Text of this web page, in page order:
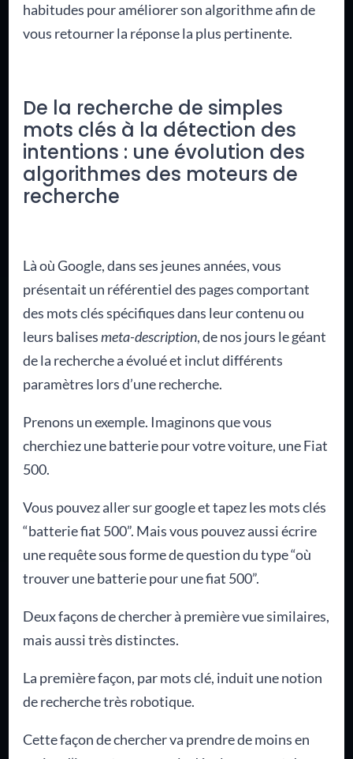
habitudes pour améliorer son algorithme afin de
vous retourner la réponse la plus pertinente.
De la recherche de simples
mots clés à la détection des
intentions : une évolution des
algorithmes des moteurs de
recherche
Là où Google, dans ses jeunes années, vous
présentait un référentiel des pages comportant
des mots clés spécifiques dans leur contenu ou
leurs balisesmeta-description, de nos jours le géant
de la recherche a évolué et inclut différents
paramètres lors d’une recherche.
Prenons un exemple. Imaginons que vous
cherchiez une batterie pour votre voiture, une Fiat
500.
Vous pouvez aller sur google et tapez les mots clés
“batterie fiat 500”. Mais vous pouvez aussi écrire
une requête sous forme de question du type “où
trouver une batterie pour une fiat 500”.
Deux façons de chercher à première vue similaires,
mais aussi très distinctes.
La première façon, par mots clé, induit une notion
de recherche très robotique.
Cette façon de chercher va prendre de moins en